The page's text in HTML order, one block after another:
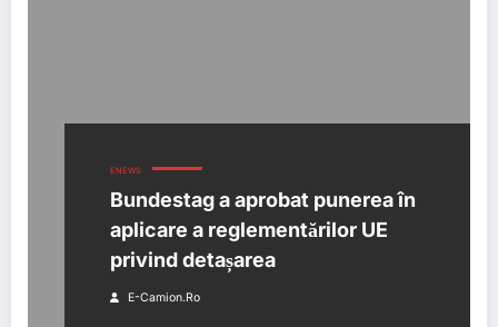
ENEWS
Bundestag a aprobat punerea în
aplicare a reglementărilor UE
privind detașarea
E-Camion.ro